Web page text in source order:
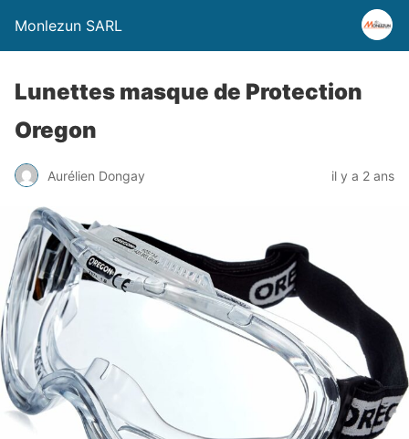
Monlezun SARL
Lunettes masque de Protection
Oregon
Aurélien Dongay il y a 2 ans